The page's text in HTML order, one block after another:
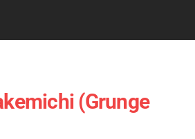
(Grunge